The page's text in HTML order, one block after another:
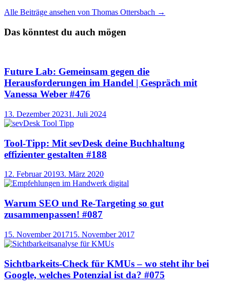
Alle Beiträge ansehen von Thomas Ottersbach →
Das könntest du auch mögen
Future Lab: Gemeinsam gegen die
Herausforderungen im Handel | Gespräch mit
Vanessa Weber #476
13. Dezember 20231. Juli 2024
Tool-Tipp: Mit sevDesk deine Buchhaltung
effizienter gestalten #188
12. Februar 20193. März 2020
Warum SEO und Re-Targeting so gut
zusammenpassen! #087
15. November 201715. November 2017
Sichtbarkeits-Check für KMUs – wo steht ihr bei
Google, welches Potenzial ist da? #075